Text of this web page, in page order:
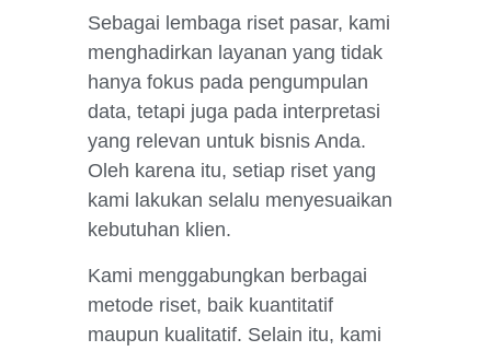
Sebagai lembaga riset pasar, kami
menghadirkan layanan yang tidak
hanya fokus pada pengumpulan
data, tetapi juga pada interpretasi
yang relevan untuk bisnis Anda.
Oleh karena itu, setiap riset yang
kami lakukan selalu menyesuaikan
kebutuhan klien.
Kami menggabungkan berbagai
metode riset, baik kuantitatif
maupun kualitatif. Selain itu, kami